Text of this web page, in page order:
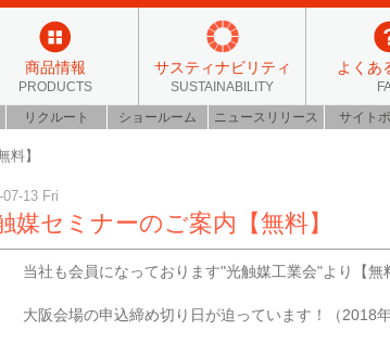
商品情報
PRODUCTS
サスティナビリティ
SUSTAINABILITY
よくあ
リクルート ショールーム ニュースリリース サイト
料】
07-13 Fri
媒セミナーのご案内【無料】
当社も会員になっております"光触媒工業会"より【無
大阪会場の申込締め切り日が迫っています！（2018年